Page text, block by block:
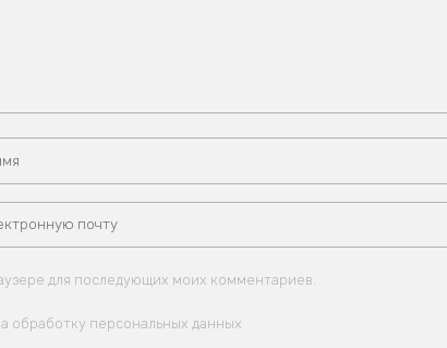
для последующих моих комментариев.
обработку персональных данных